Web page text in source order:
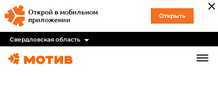
Открой в мобильном
приложении
Открыть
Свердловская область